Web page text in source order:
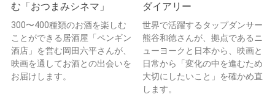
む「おつまみシネマ」
300〜400種類のお酒を楽しむ
ことができる居酒屋「ペンギン
酒店」を営む岡田六平さんが、
映画を通してお酒との出会いを
お届けします。
ダイアリー
世界で活躍するタップダンサー
熊谷和徳さんが、拠点であるニ
ューヨークと日本から、映画と
日常から「変化の中を進むため
大切にしたいこと」を確かめ直
します。